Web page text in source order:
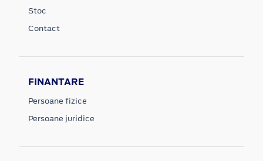
Stoc
Contact
FINANTARE
Persoane fizice
Persoane juridice